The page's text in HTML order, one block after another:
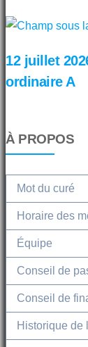
12 juillet
ordinaire A
À PROPOS
Mot du curé
Horaire des
Équipe
Conseil de
Conseil de
Historique de